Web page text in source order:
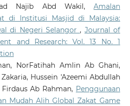
Najib Abd Wakil,Amalan
di Institusi Masjid di Malaysia:
di Negeri Selangor, Journal of
and Research: Vol. 13 No. 1
NorFatihah Amlin Ab Ghani,
Hussein 'Azeemi Abdullah
Ab Rahman, Penggunaan
Mudah Alih Global Zakat Game